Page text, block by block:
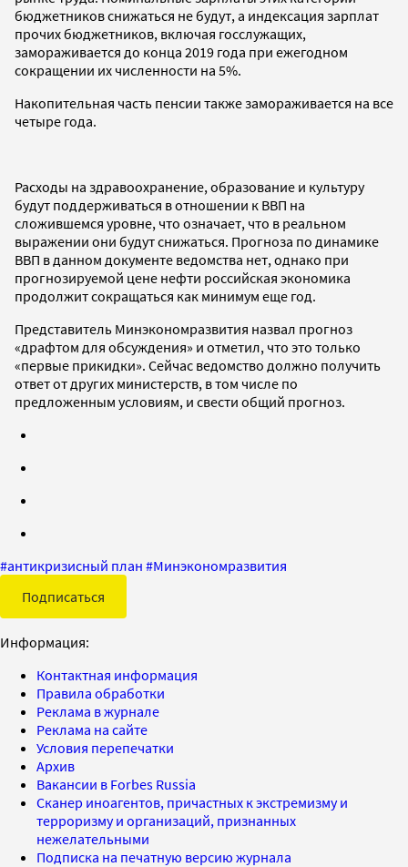
бюджетников снижаться не будут, а индексация зарплат
прочих бюджетников, включая госслужащих,
замораживается до конца 2019 года при ежегодном
сокращении их численности на 5%.
Накопительная часть пенсии также замораживается на все
четыре года.
Расходы на здравоохранение, образование и культуру
будут поддерживаться в отношении к ВВП на
сложившемся уровне, что означает, что в реальном
выражении они будут снижаться. Прогноза по динамике
ВВП в данном документе ведомства нет, однако при
прогнозируемой цене нефти российская экономика
продолжит сокращаться как минимум еще год.
Представитель Минэкономразвития назвал прогноз
«драфтом для обсуждения» и отметил, что это только
«первые прикидки». Сейчас ведомство должно получить
ответ от других министерств, в том числе по
предложенным условиям, и свести общий прогноз.
#антикризисный план #Минэкономразвития
Подписаться
Информация:
Контактная информация
Правила обработки
Реклама в журнале
Реклама на сайте
Условия перепечатки
Архив
Вакансии в Forbes Russia
Сканер иноагентов, причастных к экстремизму и
терроризму и организаций, признанных
нежелательными
Подписка на печатную версию журнала